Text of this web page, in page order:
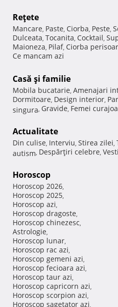
Reţete
Mancare, Paste, Ciorba, Peste,
Dulceata, Tocanita, Cocktail,
Maioneza, Pilaf, Ciorba
Ce mancam azi
Casă şi familie
Mobila bucatarie, Amenajari
Dormitoare, Design interior,
singura, Gravide, Femei
Actualitate
Din culise, Interviu, Stirea zilei,
autism, Despărţiri celebre,
Horoscop
Horoscop 2026,
Horoscop 2025,
Horoscop azi,
Horoscop dragoste,
Horoscop chinezesc,
Astrologie,
Horoscop lunar,
Horoscop rac azi,
Horoscop gemeni azi,
Horoscop fecioara azi,
Horoscop taur azi,
Horoscop capricorn azi,
Horoscop scorpion azi,
Horoscop sagetator azi,